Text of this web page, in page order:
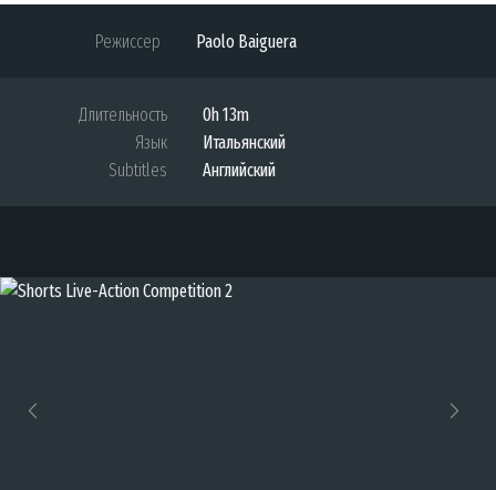
Режиссер Paolo Baiguera
Длительность
0h 13m
Язык
Итальянский
Subtitles
Английский